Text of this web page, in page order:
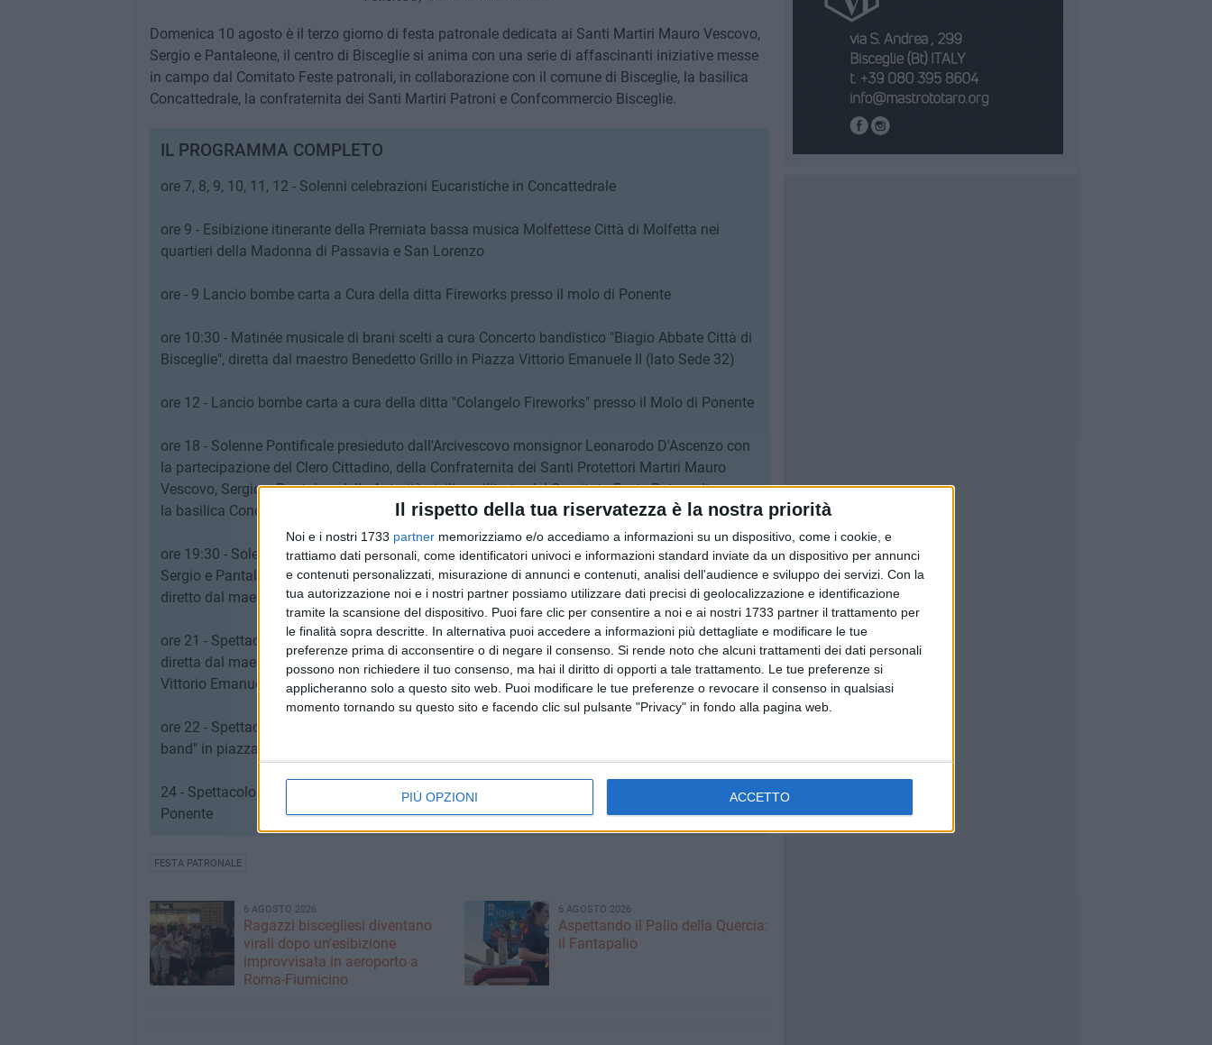
Il rispetto della tua riservatezza è la nostra priorità
Noi e i nostri 1733 partner memorizziamo e/o accediamo a informazioni su un dispositivo, come i cookie, e
trattiamo dati personali, come identificatori univoci e informazioni standard inviate da un dispositivo per annunci
e contenuti personalizzati, misurazione di annunci e contenuti, analisi dell'audience e sviluppo dei servizi. Con la
tua autorizzazione noi e i nostri partner possiamo utilizzare dati precisi di geolocalizzazione e identificazione
tramite la scansione del dispositivo. Puoi fare clic per consentire a noi e ai nostri 1733 partner il trattamento per
le finalità sopra descritte. In alternativa puoi accedere a informazioni più dettagliate e modificare le tue
preferenze prima di acconsentire o di negare il consenso. Si rende noto che alcuni trattamenti dei dati personali
possono non richiedere il tuo consenso, ma hai il diritto di opporti a tale trattamento. Le tue preferenze si
applicheranno solo a questo sito web. Puoi modificare le tue preferenze o revocare il consenso in qualsiasi
momento tornando su questo sito e facendo clic sul pulsante "Privacy" in fondo alla pagina web.
PIÙ OPZIONI ACCETTO
Domenica 10 agosto è il terzo giorno di festa patronale dedicata ai Santi Martiri Mauro Vescovo,
Sergio e Pantaleone, il centro di Bisceglie si anima con una serie di affascinanti iniziative messe
in campo dal Comitato Feste patronali, in collaborazione con il comune di Bisceglie, la basilica
Concattedrale, la confraternita dei Santi Martiri Patroni e Confcommercio Bisceglie.
IL PROGRAMMA COMPLETO
ore 7, 8, 9, 10, 11, 12 - Solenni celebrazioni Eucaristiche in Concattedrale
ore 9 - Esibizione itinerante della Premiata bassa musica Molfettese Città di Molfetta nei
quartieri della Madonna di Passavia e San Lorenzo
ore - 9 Lancio bombe carta a Cura della ditta Fireworks presso il molo di Ponente
ore 10:30 - Matinée musicale di brani scelti a cura Concerto bandistico "Biagio Abbate Città di
Bisceglie", diretta dal maestro Benedetto Grillo in Piazza Vittorio Emanuele II (lato Sede 32)
ore 12 - Lancio bombe carta a cura della ditta "Colangelo Fireworks" presso il Molo di Ponente
ore 18 - Solenne Pontificale presieduto dall'Arcivescovo monsignor Leonarodo D'Ascenzo con
la partecipazione del Clero Cittadino, della Confraternita dei Santi Protettori Martiri Mauro
Vescovo, Sergio e Pantaleo, delle Autorità civili e militari e del Comitato Feste Patronali presso
la basilica Concattedrale.
ore 19:30 - Solenne processione dei busti reliquiari argentei dei SS Martiri Mauro Vescovo,
Sergio e Pantaleo accompagnati dal Complesso Bandistico Santa Cecilia Città di Molfetta
diretto dal maestro Pasquale Turturro
ore 21 - Spettacolo musicale a cura del Concerto bandistico "Biagio Abbate Città di Bisceglie",
diretta dal maestro Benedetto Grillo con brani scelti di musica sinfonica e lirica in Piazza
Vittorio Emanuele II presso la cassa armonica
ore 22 - Spettacolo musicate "un Tuffo nella musica leggera italiana" a cura di "Never Hide live
band" in piazza Regina Margherita
24 - Spettacolo pirotecnico a cura della premiata ditta "Colangelo Fireworks' presso il molo di
Ponente
FESTA PATRONALE
6 AGOSTO 2026
Ragazzi biscegliesi diventano
virali dopo un'esibizione
improvvisata in aeroporto a
Roma-Fiumicino
6 AGOSTO 2026
Aspettando il Palio della Quercia:
il Fantapalio